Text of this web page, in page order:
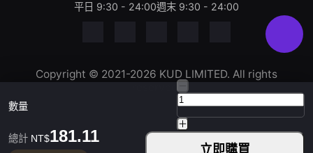
數量
總計 NT$181.11
立即購買
平日 9:30 - 24:00週末 9:30 - 24:00
Copyright © 2021-2026 KUD LIMITED. All rights
reserved.